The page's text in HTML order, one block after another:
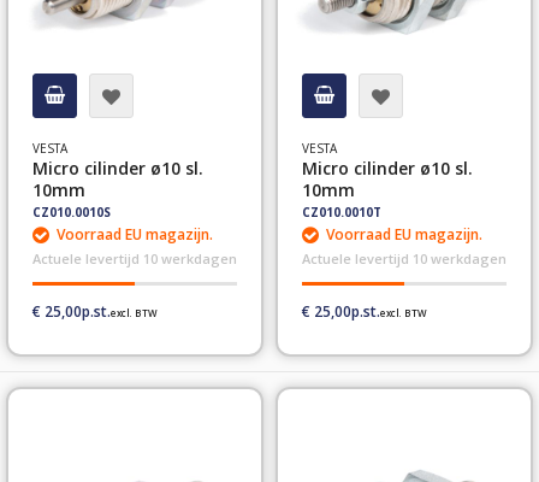
VESTA
Micro cilinder ø10 sl.
10mm
CZ010.0010S
Voorraad EU magazijn.
Actuele levertijd 10 werkdagen
€ 25,00
VESTA
Micro cilinder ø10 sl.
10mm
CZ010.0010T
Voorraad EU magazijn.
Actuele levertijd 10 werkdagen
€ 25,00